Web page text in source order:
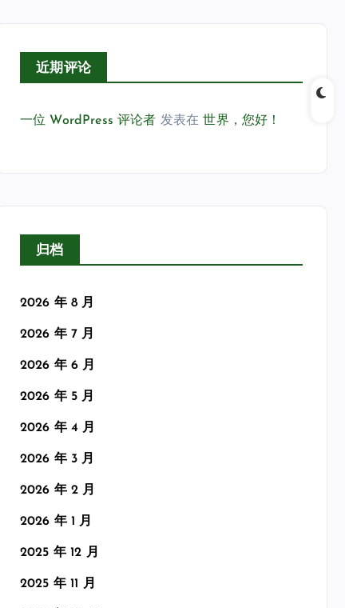
近期评论
一位 WordPress 评论者 发表在世界，您好！
归档
2026 年 8 月
2026 年 7 月
2026 年 6 月
2026 年 5 月
2026 年 4 月
2026 年 3 月
2026 年 2 月
2026 年 1 月
2025 年 12 月
2025 年 11 月